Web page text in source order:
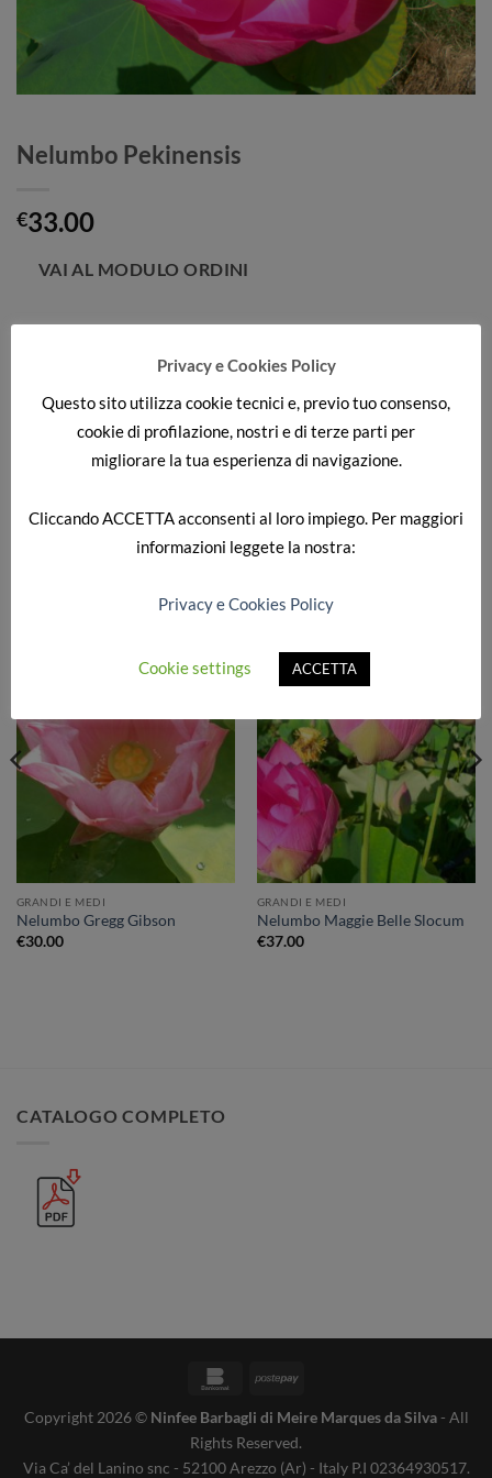
Nelumbo Pekinensis
€33.00
DESCRIZIONE
Aggiungi
desideri
GRANDI E MEDI
Nelumbo Gregg Gibson
€30.00
desideri
GRANDI E MEDI
Nelumbo Maggie Belle Slocum
€37.00
CATALOGO COMPLETO
BankomatPostepay
Copyright 2026 © Ninfee Barbagli di Meire Marques da Silva- All
Rights Reserved.
Via Ca’ del Lanino snc - 52100 Arezzo (Ar) - Italy P.I 02364930517.
Privacy e Cookies Policy
Questo sito utilizza cookie tecnici e, previo tuo consenso,
cookie di profilazione, nostri e di terze parti per
migliorare la tua esperienza di navigazione.
CliccandoACCETTAacconsenti al loro impiego. Per maggiori
informazioni leggete la nostra:
Privacy e Cookies Policy
Cookie settings ACCETTA